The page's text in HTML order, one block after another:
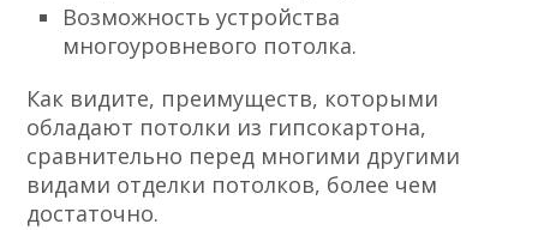
Возможность устройства
многоуровневого потолка.
Как видите, преимуществ, которыми
обладают потолки из гипсокартона,
сравнительно перед многими другими
видами отделки потолков, более чем
достаточно.